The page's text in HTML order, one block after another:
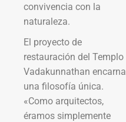
convivencia con la
naturaleza.
El proyecto de
restauración del Templo
Vadakunnathan encarna
una filosofía única.
«Como arquitectos,
éramos simplemente